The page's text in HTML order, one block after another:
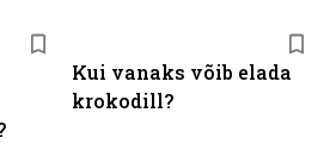
Kui vanaks võib elada
krokodill?